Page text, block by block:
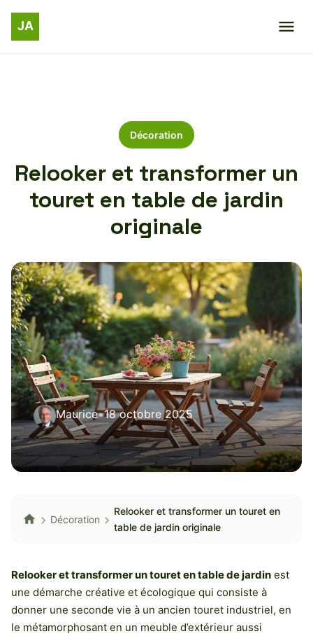
Décoration
Relooker et transformer un
touret en table de jardin
originale
Maurice•18 octobre 2025
Décoration
Relooker et transformer un touret en
table de jardin originale
Relooker et transformer un touret en table de jardin est
une démarche créative et écologique qui consiste à
donner une seconde vie à un ancien touret industriel, en
le métamorphosant en un meuble d’extérieur aussi